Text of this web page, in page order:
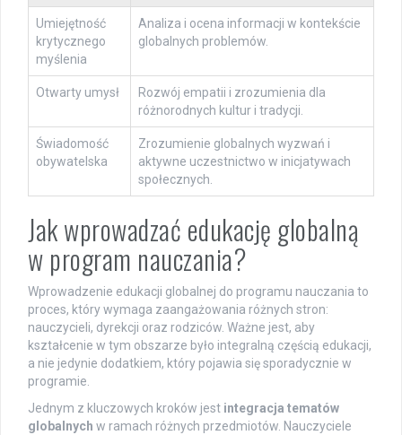
Umiejętność
krytycznego
myślenia
Analiza i ocena informacji w kontekście
globalnych problemów.
Otwarty umysł
Rozwój empatii i zrozumienia dla
różnorodnych kultur i tradycji.
Świadomość
obywatelska
Zrozumienie globalnych wyzwań i
aktywne uczestnictwo w inicjatywach
społecznych.
Jak wprowadzać edukację globalną
w program nauczania?
Wprowadzenie edukacji globalnej do programu nauczania to
proces, który wymaga zaangażowania różnych stron:
nauczycieli, dyrekcji oraz rodziców. Ważne jest, aby
kształcenie w tym obszarze było integralną częścią edukacji,
a nie jedynie dodatkiem, który pojawia się sporadycznie w
programie.
Jednym z kluczowych kroków jest integracja tematów
globalnych w ramach różnych przedmiotów. Nauczyciele